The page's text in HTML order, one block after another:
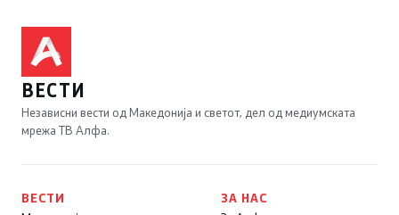
ВЕСТИ
Независни вести од Македонија и светот, дел од медиумската
мрежа ТВ Алфа.
ВЕСТИ
ЗА НАС